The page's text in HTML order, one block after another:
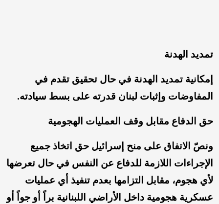
تمديد الهدنة
إمكانية تمديد الهدنة في حال تحقيق تقدم في
المفاوضات وإثبات لبنان قدرته على بسط سيادته.
حق الدفاع مقابل وقف العمليات الهجومية
ونصّ الاتفاق على منح إسرائيل حق اتخاذ جميع
الإجراءات اللازمة للدفاع عن النفس في حال تعرضها
لأي هجوم، مقابل التزامها بعدم تنفيذ أي عمليات
عسكرية هجومية داخل الأراضي اللبنانية براً أو جواً أو